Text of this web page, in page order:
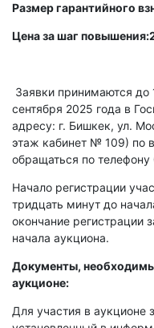
Размер гарантийного
Цена за шаг
Заявки принимаются до
сентября 2025 года в
адресу: г. Бишкек, ул.
этаж кабинет № 109) по
обращаться по
Начало регистрации
тридцать минут до
окончание регистрации
начала аукциона.
Документы,
аукционе:
Для участия в аукционе